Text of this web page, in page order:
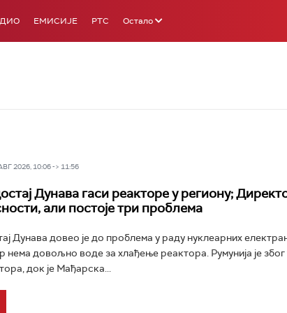
ЕМИСИЈЕ РТС Остало
2026, 10:06 -> 11:56
Дунава гаси реакторе у региону;
али постоје три проблема
Дунава довео је до проблема у раду нуклеарних
нема довољно воде за хлађење реактора. Румунија је
док је Мађарска...